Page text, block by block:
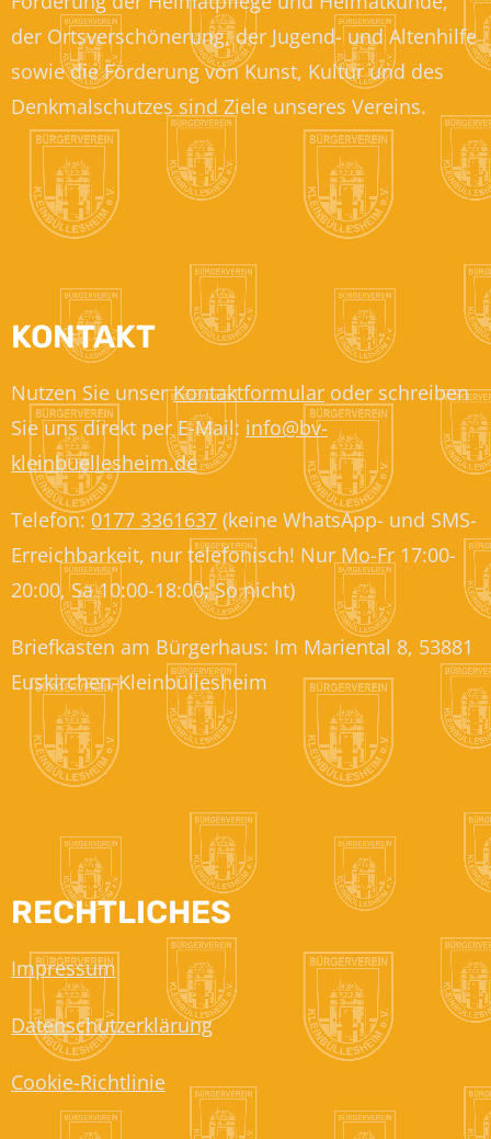
der Ortsverschönerung, der Jugend- und Altenhilfe
sowie die Förderung von Kunst, Kultur und des
Denkmalschutzes sind Ziele unseres Vereins.
KONTAKT
Nutzen Sie unserKontaktformular oder schreiben
Sie uns direkt per E-Mail: info@bv-
kleinbuellesheim.de
Telefon:0177 3361637 (keine WhatsApp- und SMS-
Erreichbarkeit, nur telefonisch! Nur Mo-Fr 17:00-
20:00, Sa 10:00-18:00; So nicht)
Briefkasten am Bürgerhaus: Im Mariental 8, 53881
Euskirchen-Kleinbüllesheim
RECHTLICHES
Impressum
Datenschutzerklärung
Cookie-Richtlinie